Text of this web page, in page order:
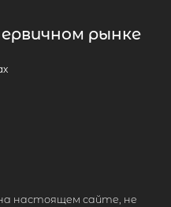
рынке
настоящем сайте, не